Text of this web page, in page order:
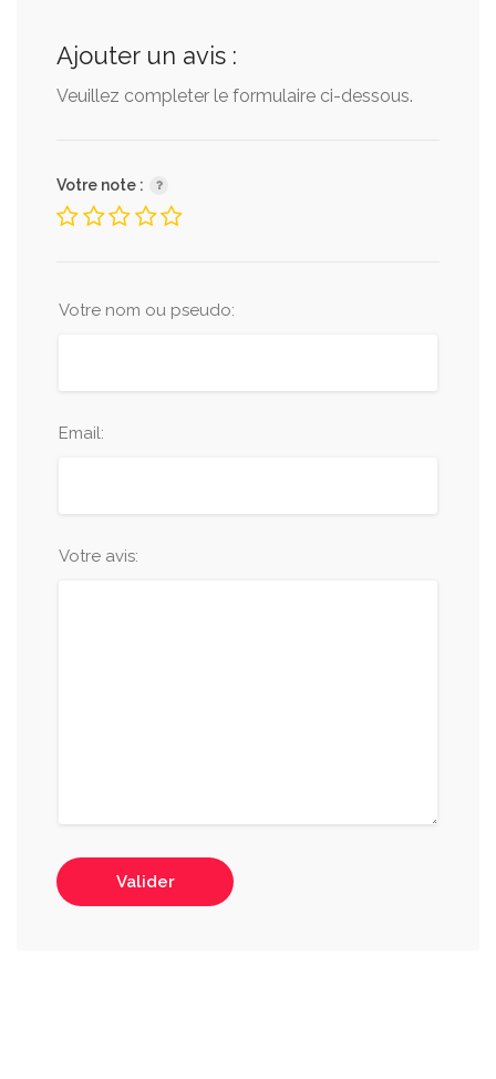
Ajouter un avis :
Veuillez completer le formulaire ci-dessous.
Votre note :
Votre nom ou pseudo:
Email:
Votre avis:
Valider